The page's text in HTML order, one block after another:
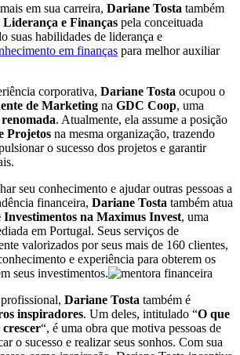
em sua carreira, Dariane Tosta também
Liderança e Finanças pela conceituada
suas habilidades de liderança e
em finanças para melhor auxiliar
corporativa, Dariane Tosta ocupou o
de Marketing na GDC Coop, uma
. Atualmente, ela assume a posição
Projetos na mesma organização, trazendo
o sucesso dos projetos e garantir
seu conhecimento e ajudar outras pessoas a
financeira, Dariane Tosta também atua
na Maximus Invest, uma
em Portugal. Seus serviços de
valorizados por seus mais de 160 clientes,
e experiência para obterem os
seus investimentos.
Dariane Tosta também é
inspiradores. Um deles, intitulado “O que
“, é uma obra que motiva pessoas de
o sucesso e realizar seus sonhos. Com sua